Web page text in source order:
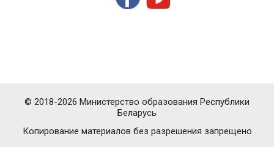
Копирование материалов без разрешения запрещено
© 2018-2026 Министерство образования Республики
Беларусь